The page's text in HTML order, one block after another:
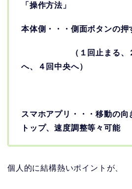
「操作方法」
本体側・・・側面ボタンの押
（１回止まる、２回
へ、４回中央へ）
スマホアプリ・・・移動の向
トップ、速度調整等々可能
個人的に結構熱いポイントが、